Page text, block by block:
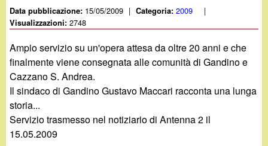
.
g
a
n
i
r
i
c
e
qui
Data pubblicazione: 15/05/2009 | Categoria:2009 |
Visualizzazioni:2748
Ampio servizio su un'opera attesa da oltre 20 anni e che
finalmente viene consegnata alle comunità di Gandino e
Cazzano S. Andrea.
Il sindaco di Gandino Gustavo Maccari racconta una lunga
storia...
Servizio trasmesso nel notiziario di Antenna 2 il
15.05.2009